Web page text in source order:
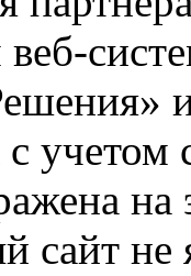
веб-
с
сайт не